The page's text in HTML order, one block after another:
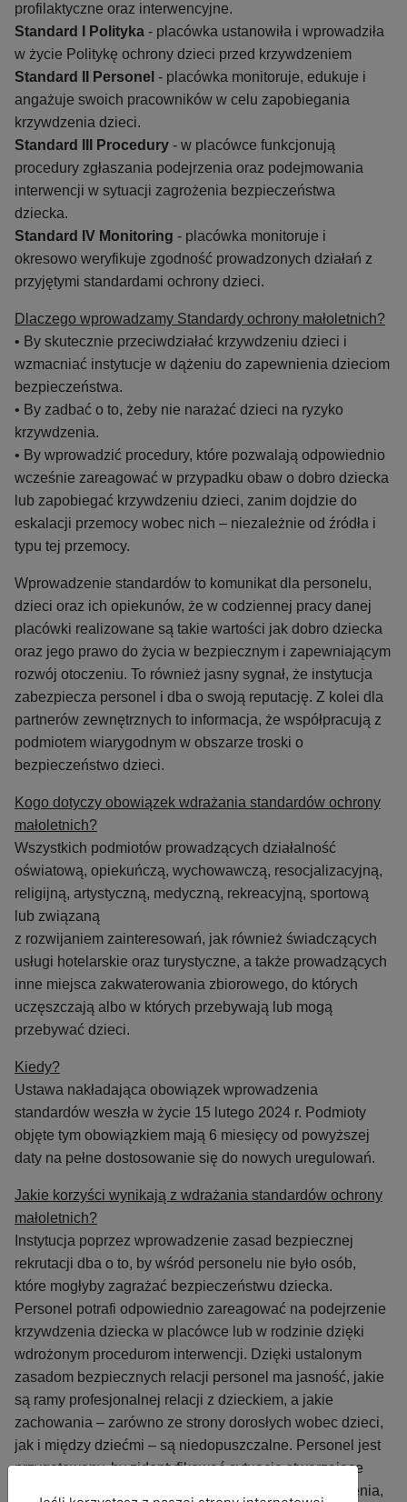
profilaktyczne oraz interwencyjne.
Standard I Polityka - placówka ustanowiła i wprowadziła
w życie Politykę ochrony dzieci przed krzywdzeniem
Standard II Personel - placówka monitoruje, edukuje i
angażuje swoich pracowników w celu zapobiegania
krzywdzenia dzieci.
Standard III Procedury - w placówce funkcjonują
procedury zgłaszania podejrzenia oraz podejmowania
interwencji w sytuacji zagrożenia bezpieczeństwa
dziecka.
Standard IV Monitoring - placówka monitoruje i
okresowo weryfikuje zgodność prowadzonych działań z
przyjętymi standardami ochrony dzieci.
Dlaczego wprowadzamy Standardy ochrony małoletnich?
• By skutecznie przeciwdziałać krzywdzeniu dzieci i
wzmacniać instytucje w dążeniu do zapewnienia dzieciom
bezpieczeństwa.
• By zadbać o to, żeby nie narażać dzieci na ryzyko
krzywdzenia.
• By wprowadzić procedury, które pozwalają odpowiednio
wcześnie zareagować w przypadku obaw o dobro dziecka
lub zapobiegać krzywdzeniu dzieci, zanim dojdzie do
eskalacji przemocy wobec nich – niezależnie od źródła i
typu tej przemocy.
Wprowadzenie standardów to komunikat dla personelu,
dzieci oraz ich opiekunów, że w codziennej pracy danej
placówki realizowane są takie wartości jak dobro dziecka
oraz jego prawo do życia w bezpiecznym i zapewniającym
rozwój otoczeniu. To również jasny sygnał, że instytucja
zabezpiecza personel i dba o swoją reputację. Z kolei dla
partnerów zewnętrznych to informacja, że współpracują z
podmiotem wiarygodnym w obszarze troski o
bezpieczeństwo dzieci.
Kogo dotyczy obowiązek wdrażania standardów ochrony
małoletnich?
Wszystkich podmiotów prowadzących działalność
oświatową, opiekuńczą, wychowawczą, resocjalizacyjną,
religijną, artystyczną, medyczną, rekreacyjną, sportową
lub związaną
z rozwijaniem zainteresowań, jak również świadczących
usługi hotelarskie oraz turystyczne, a także prowadzących
inne miejsca zakwaterowania zbiorowego, do których
uczęszczają albo w których przebywają lub mogą
przebywać dzieci.
Kiedy?
Ustawa nakładająca obowiązek wprowadzenia
standardów weszła w życie 15 lutego 2024 r. Podmioty
objęte tym obowiązkiem mają 6 miesięcy od powyższej
daty na pełne dostosowanie się do nowych uregulowań.
Jakie korzyści wynikają z wdrażania standardów ochrony
małoletnich?
Instytucja poprzez wprowadzenie zasad bezpiecznej
rekrutacji dba o to, by wśród personelu nie było osób,
które mogłyby zagrażać bezpieczeństwu dziecka.
Personel potrafi odpowiednio zareagować na podejrzenie
krzywdzenia dziecka w placówce lub w rodzinie dzięki
wdrożonym procedurom interwencji. Dzięki ustalonym
zasadom bezpiecznych relacji personel ma jasność, jakie
są ramy profesjonalnej relacji z dzieckiem, a jakie
zachowania – zarówno ze strony dorosłych wobec dzieci,
jak i między dziećmi – są niedopuszczalne. Personel jest
przygotowany, by zidentyfikować sytuacje stwarzające
ryzyko krzywdzenia dziecka oraz symptomy krzywdzenia,